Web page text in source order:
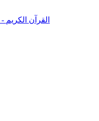
Qurani Kərim - القرآن الكريم